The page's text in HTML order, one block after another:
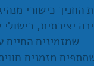
החניך כישורי
יצירתית,
שמזמינים החיים
מזמנים